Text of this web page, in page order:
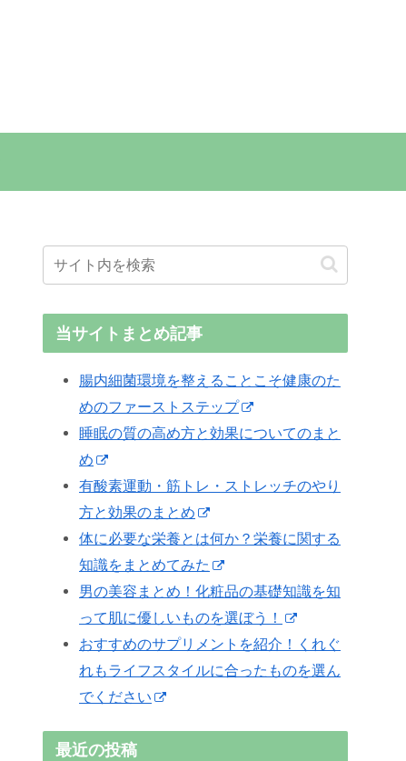
当サイトまとめ記事
腸内細菌環境を整えることこそ健康のた
めのファーストステップ
睡眠の質の高め方と効果についてのまと
め
有酸素運動・筋トレ・ストレッチのやり
方と効果のまとめ
体に必要な栄養とは何か？栄養に関する
知識をまとめてみた
男の美容まとめ！化粧品の基礎知識を知
って肌に優しいものを選ぼう！
おすすめのサプリメントを紹介！くれぐ
れもライフスタイルに合ったものを選ん
でください
最近の投稿